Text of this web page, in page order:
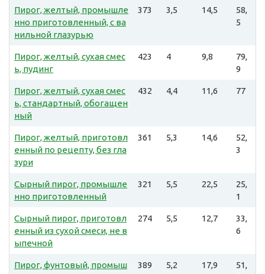
Пирог, желтый, промышле
нно приготовленный, с ва
нильной глазурью
373 3,5 14,5
58,
5
Пирог, желтый, сухая смес
ь, пудинг
423 4 9,8
79,
9
Пирог, желтый, сухая смес
ь, стандартный, обогащен
ный
432 4,4 11,6 77
Пирог, желтый, приготовл
енный по рецепту, без гла
зури
361 5,3 14,6
52,
3
Сырный пирог, промышле
нно приготовленный
321 5,5 22,5
25,
1
Сырный пирог, приготовл
енный из сухой смеси, не в
ыпечной
274 5,5 12,7
33,
6
Пирог, фунтовый, промыш
389 5,2 17,9
51,